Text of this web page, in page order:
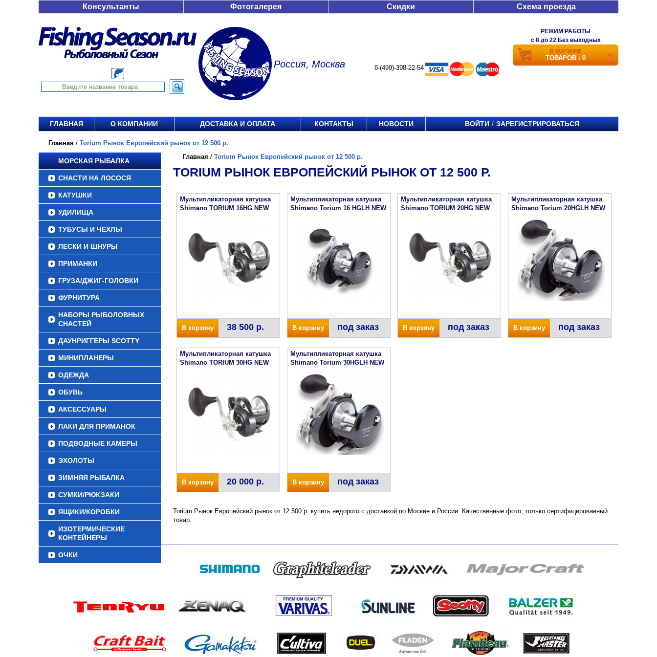
Консультанты Фотогалерея Скидки Схема проезда
Россия, Москва 8-(499)-398-22-54
РЕЖИМ РАБОТЫ
c 8 до 22 Без выходных
В КОРЗИНЕ
ТОВАРОВ : 0
ГЛАВНАЯ О КОМПАНИИ ДОСТАВКА И ОПЛАТА КОНТАКТЫ НОВОСТИ ВОЙТИ / ЗАРЕГИСТРИРОВАТЬСЯ
Главная / Torium Рынок Европейский рынок от 12 500 р.
МОРСКАЯ РЫБАЛКА
СНАСТИ НА ЛОСОСЯ
КАТУШКИ
УДИЛИЩА
ТУБУСЫ И ЧЕХЛЫ
ЛЕСКИ И ШНУРЫ
ПРИМАНКИ
ГРУЗА/ДЖИГ-ГОЛОВКИ
ФУРНИТУРА
НАБОРЫ РЫБОЛОВНЫХ
СНАСТЕЙ
ДАУНРИГГЕРЫ SCOTTY
МИНИПЛАНЕРЫ
ОДЕЖДА
ОБУВЬ
АКСЕССУАРЫ
ЛАКИ ДЛЯ ПРИМАНОК
ПОДВОДНЫЕ КАМЕРЫ
ЭХОЛОТЫ
ЗИМНЯЯ РЫБАЛКА
СУМКИ/РЮКЗАКИ
ЯЩИКИ/КОРОБКИ
ИЗОТЕРМИЧЕСКИЕ
КОНТЕЙНЕРЫ
ОЧКИ
Главная / Torium Рынок Европейский рынок от 12 500 р.
TORIUM РЫНОК ЕВРОПЕЙСКИЙ РЫНОК ОТ 12 500 Р.
Мультипликаторная катушка
Shimano TORIUM 16HG NEW
В корзину 38 500 р.
Мультипликаторная катушка
Shimano Torium 16 HGLH NEW
В корзину под заказ
Мультипликаторная катушка
Shimano TORIUM 20HG NEW
В корзину под заказ
Мультипликаторная катушка
Shimano Torium 20HGLH NEW
В корзину под заказ
Мультипликаторная катушка
Shimano TORIUM 30HG NEW
В корзину 20 000 р.
Мультипликаторная катушка
Shimano Torium 30HGLH NEW
В корзину под заказ
Torium Рынок Европейский рынок от 12 500 р. купить недорого с доставкой по Москве и России. Качественные фото, только сертифицированный
товар.